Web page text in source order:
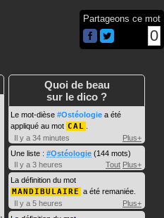
Partageons ce mot
0
,
Quoi de beau
sur le dico ?
Le mot-dièse #Ostéologie a été
appliqué au mot CAL
Il y a 34 minutes
Plus+
Une liste : #Ostéologie (144 mots)
Il y a 3 heures
Tout Plus+
La définition du mot
MANDIBULAIRE a été remaniée.
Il y a 5 heures
Plus+